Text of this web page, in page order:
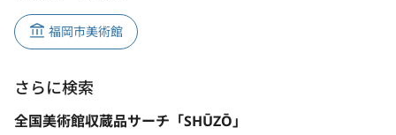
福岡市美術館
さらに検索
全国美術館収蔵品サーチ「SHŪZŌ」